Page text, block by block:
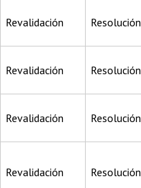
Revalidación Resolución
Revalidación Resolución
Revalidación Resolución
Revalidación Resolución